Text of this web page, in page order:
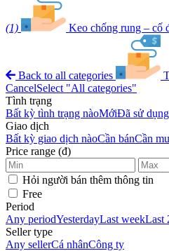
(1) Keo chống rung – cố
Back to all categories
CancelSelect "All categories"
Tình trạng
Bất kỳ tình trạng nàoMớiĐã sử dụng
Giao dịch
Bất kỳ giao dịch nàoCần bánCần
Price range (đ)
Hỏi người bán thêm thông tin
Free
Period
Any periodYesterdayLast weekLast
Seller type
Any sellerCá nhânCông ty